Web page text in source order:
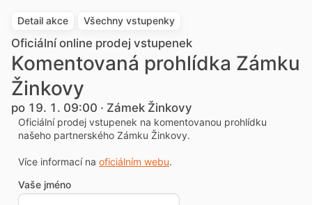
Detail akce Všechny vstupenky
Oficiální online prodej vstupenek
Komentovaná prohlídka Zámku
Žinkovy
po 19. 1. 09:00 · Zámek Žinkovy
Oficiální prodej vstupenek na komentovanou prohlídku
našeho partnerského Zámku Žinkovy.
Více informací na oficiálním webu.
Vaše jméno